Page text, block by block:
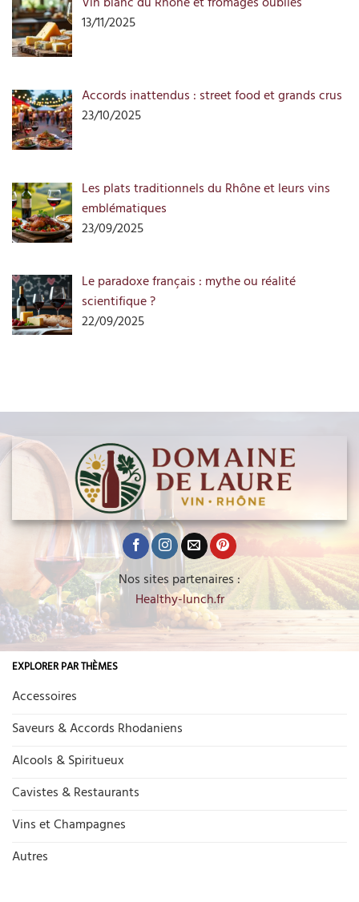
13/11/2025
Accords inattendus : street food et grands crus
23/10/2025
Les plats traditionnels du Rhône et leurs vins
emblématiques
23/09/2025
Le paradoxe français : mythe ou réalité
scientifique ?
22/09/2025
Nos sites partenaires :
Healthy-lunch.fr
EXPLORER PAR THÈMES
Accessoires
Saveurs & Accords Rhodaniens
Alcools & Spiritueux
Cavistes & Restaurants
Vins et Champagnes
Autres